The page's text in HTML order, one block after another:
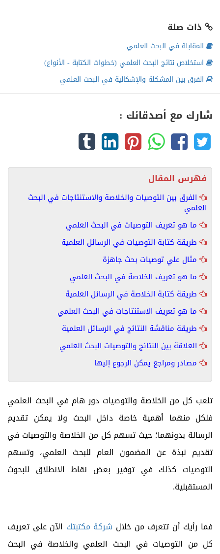
ذات صلة
المقابلة في البحث العلمي
استخلاص نتائج البحث العلمي (خطوات الكتابة - الأنواع)
الفرق بين المشكلة والإشكالية في البحث العلمي
شارك مع أصدقائك :
فهرس المقال
الفرق بين التوصيات والخلاصة والاستنتاجات في البحث
العلمي
ما هو تعريف التوصيات في البحث العلمي
طريقة كتابة التوصيات في الرسائل العلمية
مثال علي توصيات بحث جاهزة
ما هو تعريف الخلاصة في البحث العلمي
طريقة كتابة الخلاصة في الرسائل العلمية
ما هو تعريف الاستنتاجات في البحث العلمي
طريقة مناقشة النتائج في الرسائل العلمية
العلاقة بين النتائج والتوصيات البحث العلمي
مصادر ومراجع يمكن الرجوع إليها
تلعب كل من الخلاصة والتوصيات دور هام في البحث العلمي
فلكل منهما أهمية خاصة داخل البحث ولا يمكن تقديم
الرسالة بدونهما؛ حيث تسهم كل من الخلاصة والتوصيات في
تقديم نبذة عن المضمون العام للبحث العلمي، وتسهم
التوصيات كذلك في توفير بعض نقاط الانطلاق للبحوث
المستقبلية.
فما رأيك أن تتعرف من خلال شركة مكتبتك الآن على تعريف
كل من التوصيات في البحث العلمي والخلاصة في البحث